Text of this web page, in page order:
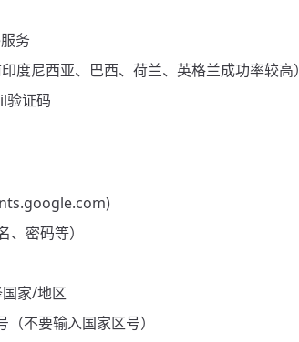
务
度尼西亚、巴西、荷兰、英格兰成功率较高）
验证码
密码等）
家/地区
不要输入国家区号）